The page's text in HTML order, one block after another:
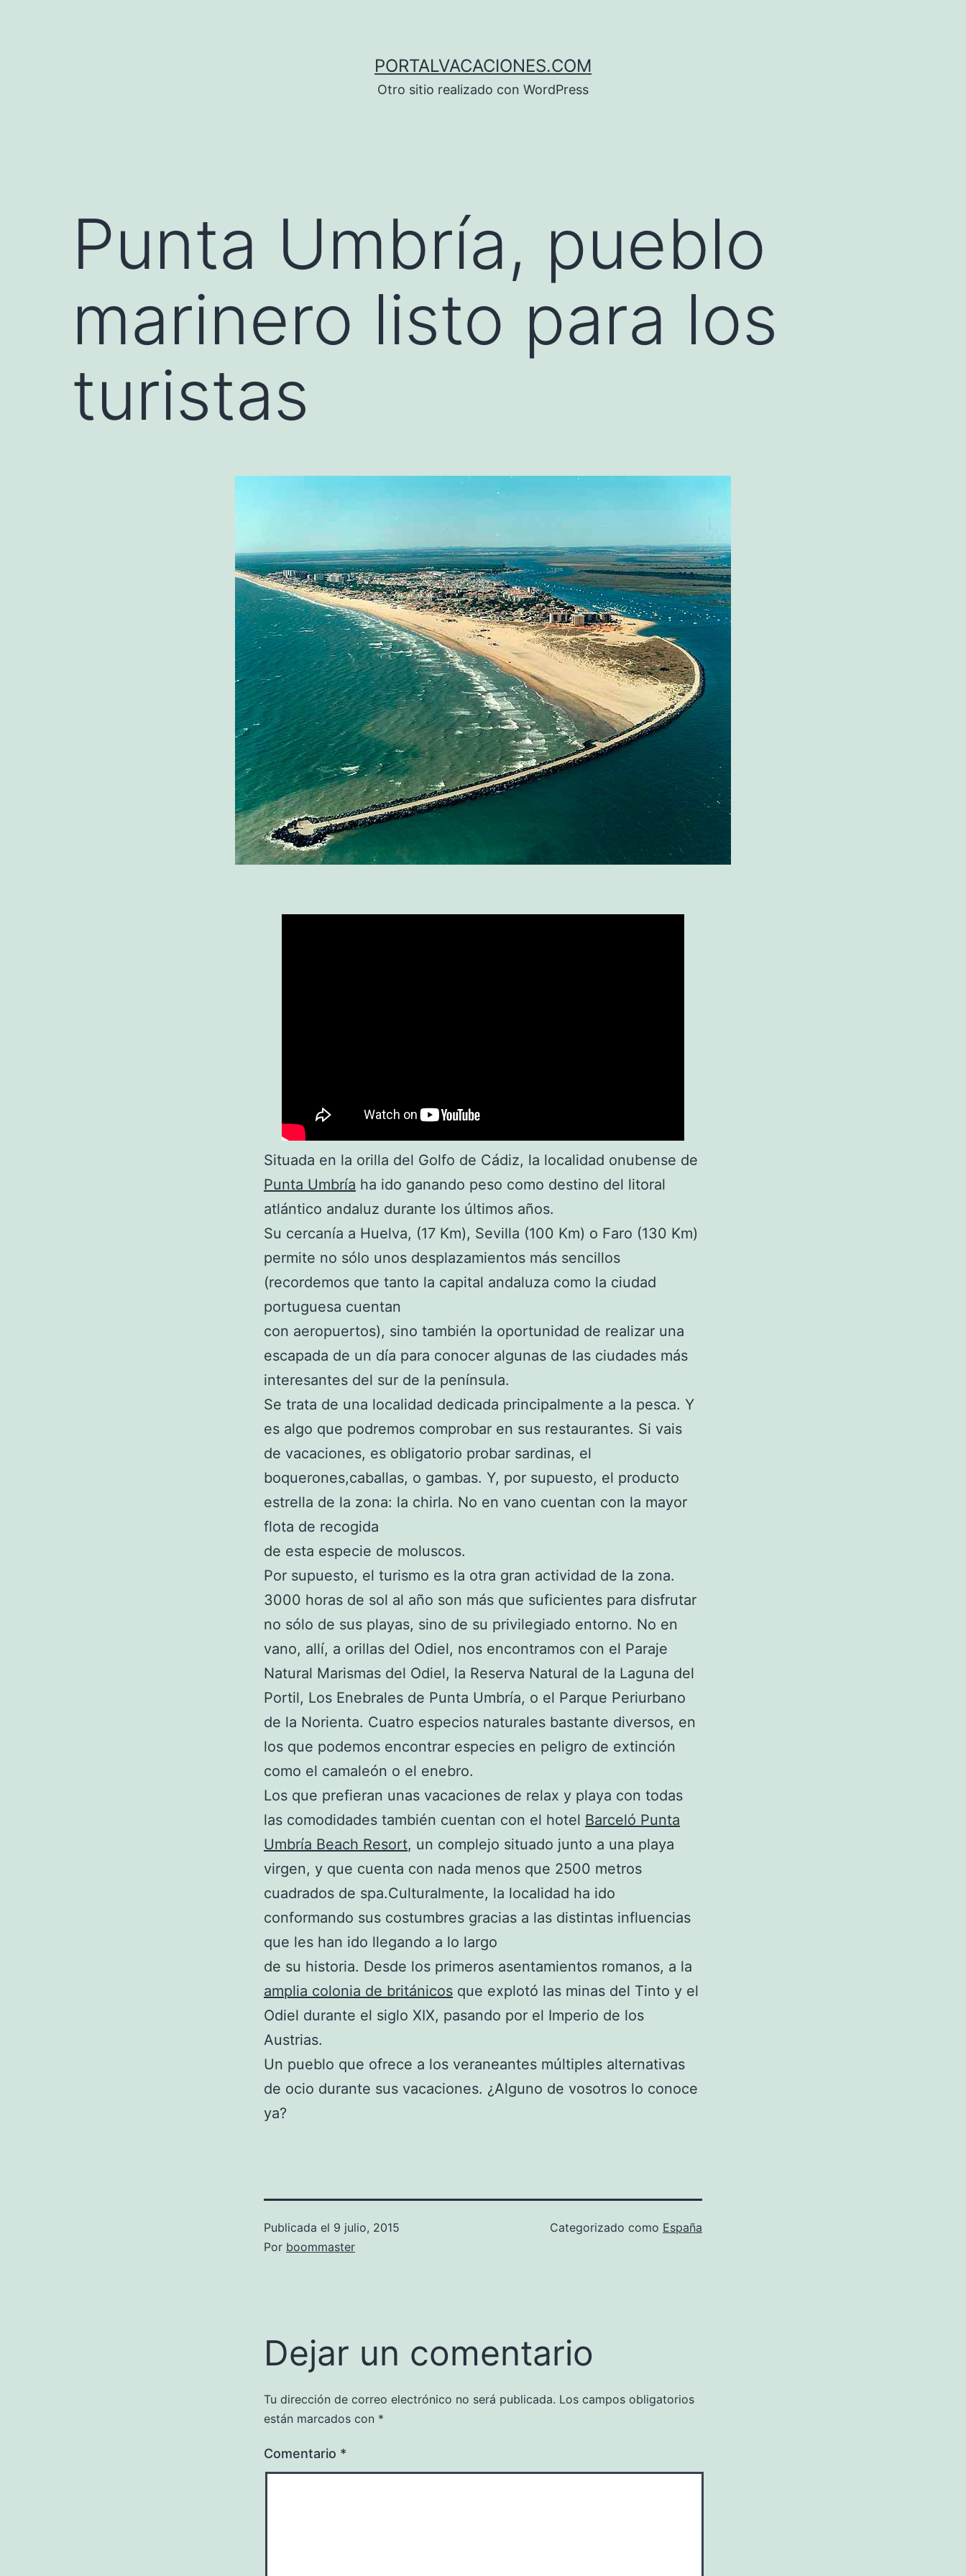
PORTALVACACIONES.COM
Otro sitio realizado con WordPress
Punta Umbría, pueblo
marinero listo para los
turistas
Situada en la orilla del Golfo de Cádiz, la localidad onubense de
Punta Umbría ha ido ganando peso como destino del litoral
atlántico andaluz durante los últimos años.
Su cercanía a Huelva, (17 Km), Sevilla (100 Km) o Faro (130 Km)
permite no sólo unos desplazamientos más sencillos
(recordemos que tanto la capital andaluza como la ciudad
portuguesa cuentan
con aeropuertos), sino también la oportunidad de realizar una
escapada de un día para conocer algunas de las ciudades más
interesantes del sur de la península.
Se trata de una localidad dedicada principalmente a la pesca. Y
es algo que podremos comprobar en sus restaurantes. Si vais
de vacaciones, es obligatorio probar sardinas, el
boquerones,caballas, o gambas. Y, por supuesto, el producto
estrella de la zona: la chirla. No en vano cuentan con la mayor
flota de recogida
de esta especie de moluscos.
Por supuesto, el turismo es la otra gran actividad de la zona.
3000 horas de sol al año son más que suficientes para disfrutar
no sólo de sus playas, sino de su privilegiado entorno. No en
vano, allí, a orillas del Odiel, nos encontramos con el Paraje
Natural Marismas del Odiel, la Reserva Natural de la Laguna del
Portil, Los Enebrales de Punta Umbría, o el Parque Periurbano
de la Norienta. Cuatro especios naturales bastante diversos, en
los que podemos encontrar especies en peligro de extinción
como el camaleón o el enebro.
Los que prefieran unas vacaciones de relax y playa con todas
las comodidades también cuentan con el hotel Barceló Punta
Umbría Beach Resort, un complejo situado junto a una playa
virgen, y que cuenta con nada menos que 2500 metros
cuadrados de spa.Culturalmente, la localidad ha ido
conformando sus costumbres gracias a las distintas influencias
que les han ido llegando a lo largo
de su historia. Desde los primeros asentamientos romanos, a la
amplia colonia de británicos que explotó las minas del Tinto y el
Odiel durante el siglo XIX, pasando por el Imperio de los
Austrias.
Un pueblo que ofrece a los veraneantes múltiples alternativas
de ocio durante sus vacaciones. ¿Alguno de vosotros lo conoce
ya?
Publicada el 9 julio, 2015
Por boommaster
Categorizado como España
Dejar un comentario
Tu dirección de correo electrónico no será publicada. Los campos obligatorios
están marcados con *
Comentario *